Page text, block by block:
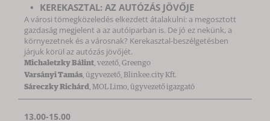
KEREKASZTAL: AZ AUTÓZÁS JÖVŐJE
A városi tömegközeledés elkezdett átalakulni: a megosztott
gazdaság megjelent a az autóiparban is. De jó ez nekünk, a
környezetnek és a városnak? Kerekasztal-beszélgetésben
járjuk körül az autózás jövőjét.
Michaletzky Bálint, vezető, Greengo
Varsányi Tamás, ügyvezető, Blinkee.city Kft.
Sáreczky Richárd, MOL Limo, ügyvezető igazgató
13.00-15.00